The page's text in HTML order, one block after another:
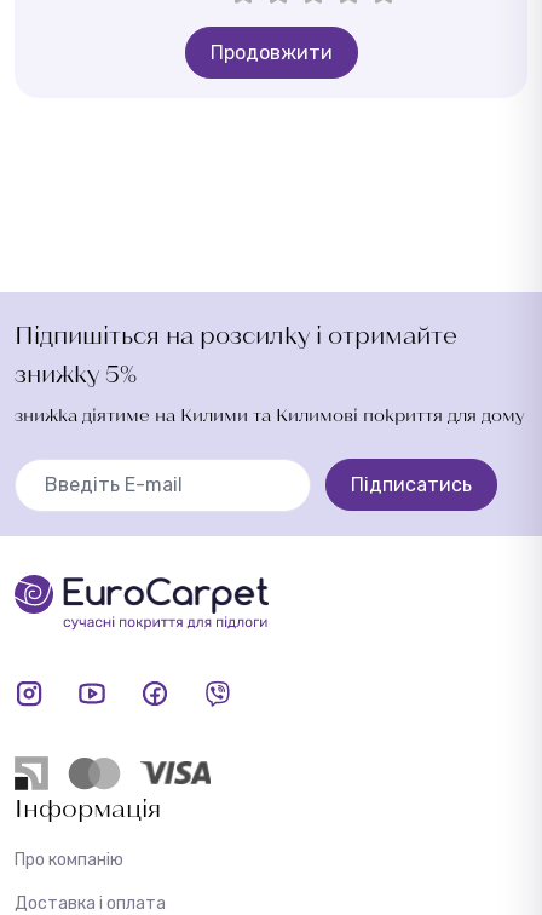
Продовжити
Підпишіться на розсилку і отримайте
знижку 5%
знижка діятиме на Килими та Килимові покриття для дому
Підписатись
Інформація
Про компанію
Доставка і оплата